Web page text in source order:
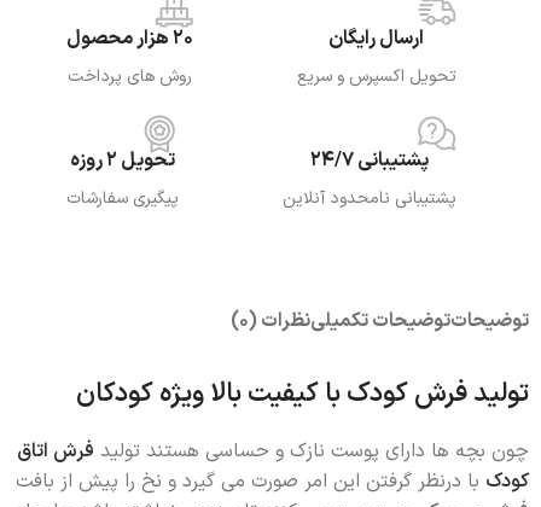
ارسال رایگان
تحویل اکسپرس و سریع
20 هزار محصول
روش های پرداخت
پشتیبانی 24/7
پشتیبانی نامحدود آنلاین
تحویل 2 روزه
پیگیری سفارشات
توضیحاتتوضیحات تکمیلینظرات (0)
تولید فرش کودک با کیفیت بالا ویژه کودکان
چون بچه ها دارای پوست نازک و حساسی هستند تولید فرش اتاق
کودک با درنظر گرفتن این امر صورت می گیرد و نخ را پیش از بافت